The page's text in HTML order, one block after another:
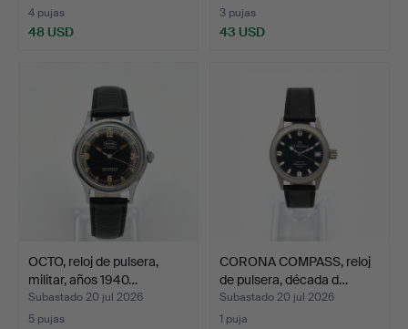
4 pujas
48 USD
3 pujas
43 USD
OCTO, reloj de pulsera,
militar, años 1940…
Subastado 20 jul 2026
5 pujas
CORONA COMPASS, reloj
de pulsera, década d…
Subastado 20 jul 2026
1 puja